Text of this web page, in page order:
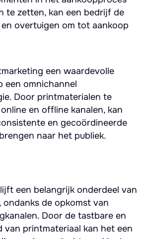
te zetten, kan een bedrijf de
overtuigen om tot aankoop
een waardevolle
een omnichannel
Door printmaterialen te
en offline kanalen, kan
en gecoördineerde
naar het publiek.
een belangrijk onderdeel van
ondanks de opkomst van
Door de tastbare en
van printmateriaal kan het een